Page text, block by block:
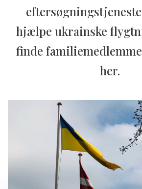
hjælpe ukrainske
finde
her.